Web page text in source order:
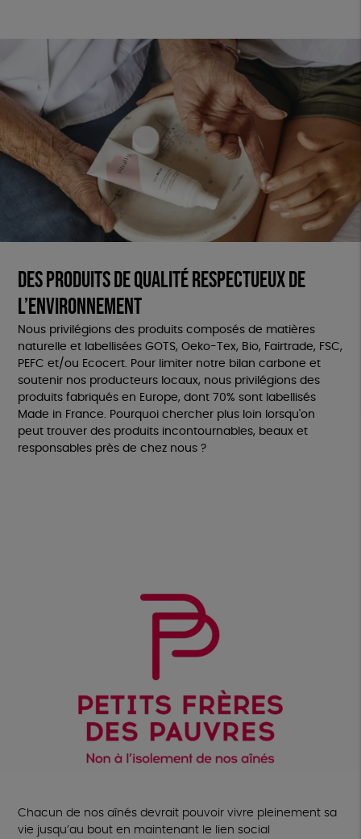
Des produits de qualité respectueux de
l’environnement
Nous privilégions des produits composés de matières
naturelle et labellisées GOTS, Oeko-Tex, Bio, Fairtrade, FSC,
PEFC et/ou Ecocert. Pour limiter notre bilan carbone et
soutenir nos producteurs locaux, nous privilégions des
produits fabriqués en Europe, dont 70% sont labellisés
Made in France. Pourquoi chercher plus loin lorsqu'on
peut trouver des produits incontournables, beaux et
responsables près de chez nous ?
Chacun de nos aînés devrait pouvoir vivre pleinement sa
vie jusqu’au bout en maintenant le lien social